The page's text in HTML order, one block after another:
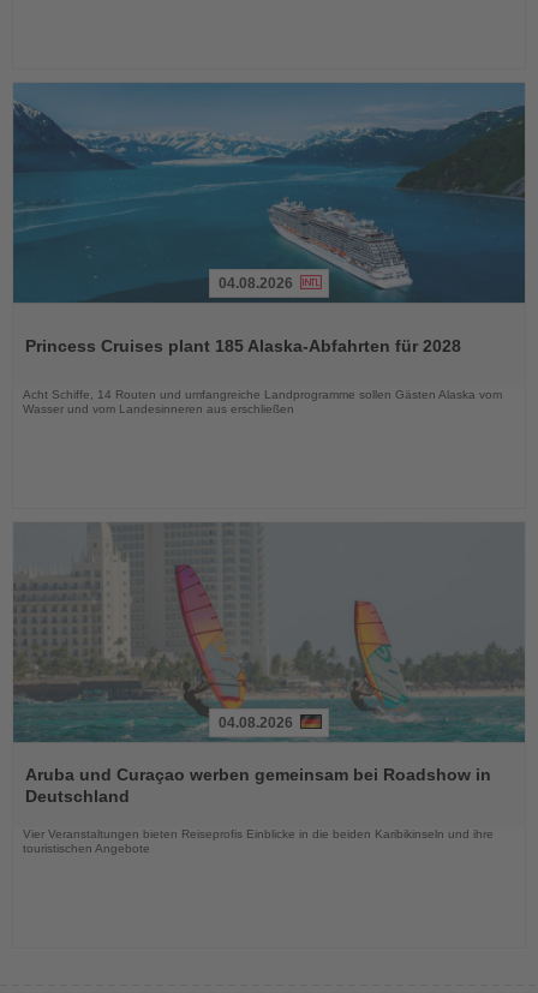
die
04.08.2026
Princess Cruises plant 185 Alaska-Abfahrten für 2028
Acht Schiffe, 14 Routen und umfangreiche Landprogramme sollen Gästen Alaska vom
Wasser und vom Landesinneren aus erschließen
Sie
die
04.08.2026
Aruba und Curaçao werben gemeinsam bei Roadshow in
Deutschland
Vier Veranstaltungen bieten Reiseprofis Einblicke in die beiden Karibikinseln und ihre
touristischen Angebote